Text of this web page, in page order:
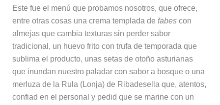
Este fue el menú que probamos nosotros, que ofrece,
entre otras cosas una crema templada de fabescon
almejas que cambia texturas sin perder sabor
tradicional, un huevo frito con trufa de temporada que
sublima el producto, unas setas de otoño asturianas
que inundan nuestro paladar con sabor a bosque o una
merluza de la Rula (Lonja) de Ribadesella que, atentos,
confiad en el personal y pedid que se marine con un